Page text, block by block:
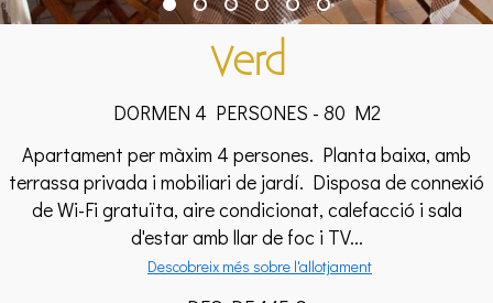
Verd
DORMEN 4 PERSONES - 80 M2
Apartament per màxim 4 persones. Planta baixa, amb
terrassa privada i mobiliari de jardí. Disposa de connexió
de Wi-Fi gratuïta, aire condicionat, calefacció i sala
d'estar amb llar de foc i TV...
Descobreix més sobre l'allotjament